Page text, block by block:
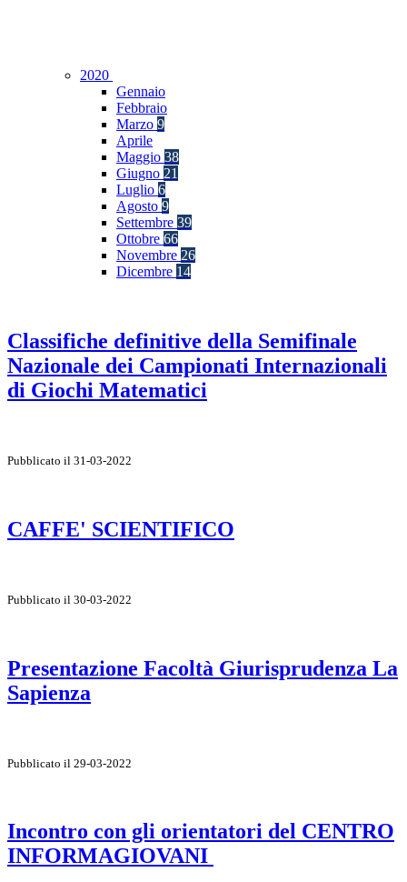
2020
Gennaio
Febbraio
Marzo 9
Aprile
Maggio 38
Giugno 21
Luglio 6
Agosto 9
Settembre 39
Ottobre 66
Novembre 26
Dicembre 14
Classifiche definitive della Semifinale
Nazionale dei Campionati Internazionali
di Giochi Matematici
Pubblicato il 31-03-2022
CAFFE' SCIENTIFICO
Pubblicato il 30-03-2022
Presentazione Facoltà Giurisprudenza La
Sapienza
Pubblicato il 29-03-2022
Incontro con gli orientatori del CENTRO
INFORMAGIOVANI